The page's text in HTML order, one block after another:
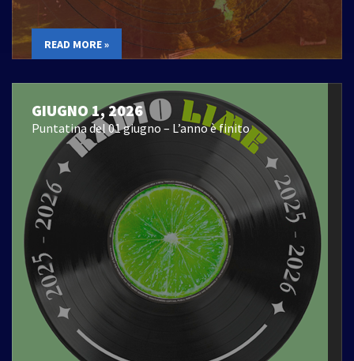
READ MORE »
GIUGNO 1, 2026
Puntatina del 01 giugno – L’anno è finito